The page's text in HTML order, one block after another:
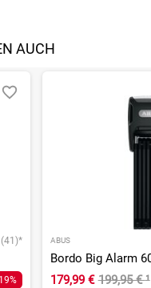
AUCH
(41)* ABUS
179,99 € 199,95 €¹